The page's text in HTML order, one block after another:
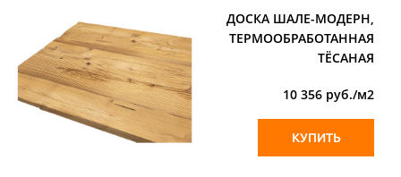
ДОСКА ШАЛЕ-МОДЕРН,
ТЕРМООБРАБОТАННАЯ
ТЁСАНАЯ
10 356 руб./м2
КУПИТЬ